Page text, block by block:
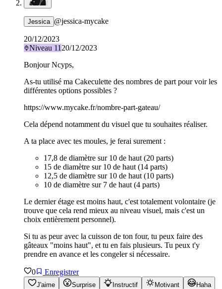
Jessica @jessica-mycake
20/12/2023
Niveau 11 20/12/2023
Bonjour Ncyps,
As-tu utilisé ma Cakeculette des nombres de part pour voir les
différentes options possibles ?
https://www.mycake.fr/nombre-part-gateau/
Cela dépend notamment du visuel que tu souhaites réaliser.
A ta place avec tes moules, je ferai surement :
17,8 de diamètre sur 10 de haut (20 parts)
15 de diamètre sur 10 de haut (14 parts)
12,5 de diamètre sur 10 de haut (10 parts)
10 de diamètre sur 7 de haut (4 parts)
Le dernier étage est moins haut, c'est totalement volontaire (je
trouve que cela rend mieux au niveau visuel, mais c'est un
choix entièrement personnel).
Si tu as peur avec la cuisson de ton four, tu peux faire des
gâteaux "moins haut", et tu en fais plusieurs. Tu peux t'y
prendre en avance et les congeler si nécessaire.
0 Enregistrer
J'aime Surprise Instructif Motivant
Haha